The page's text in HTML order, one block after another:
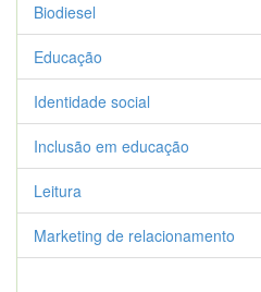
Biodiesel
Educação
Identidade social
Inclusão em educação
Leitura
Marketing de relacionamento